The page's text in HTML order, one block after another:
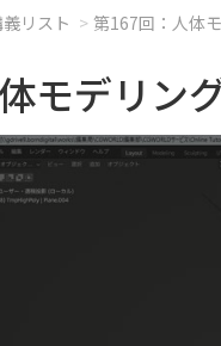
リスト 第167回：人体
モデリン